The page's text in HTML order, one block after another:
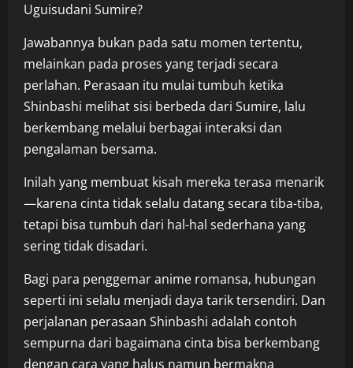
Uguisudani Sumire?
Jawabannya bukan pada satu momen tertentu,
melainkan pada proses yang terjadi secara
perlahan. Perasaan itu mulai tumbuh ketika
Shinbashi melihat sisi berbeda dari Sumire, lalu
berkembang melalui berbagai interaksi dan
pengalaman bersama.
Inilah yang membuat kisah mereka terasa menarik
—karena cinta tidak selalu datang secara tiba-tiba,
tetapi bisa tumbuh dari hal-hal sederhana yang
sering tidak disadari.
Bagi para penggemar anime romansa, hubungan
seperti ini selalu menjadi daya tarik tersendiri. Dan
perjalanan perasaan Shinbashi adalah contoh
sempurna dari bagaimana cinta bisa berkembang
dengan cara yang halus namun bermakna